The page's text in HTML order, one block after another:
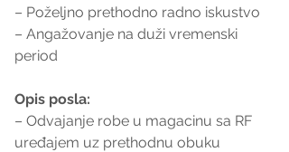
– Poželjno prethodno radno iskustvo
– Angažovanje na duži vremenski
period
Opis posla:
– Odvajanje robe u magacinu sa RF
uređajem uz prethodnu obuku